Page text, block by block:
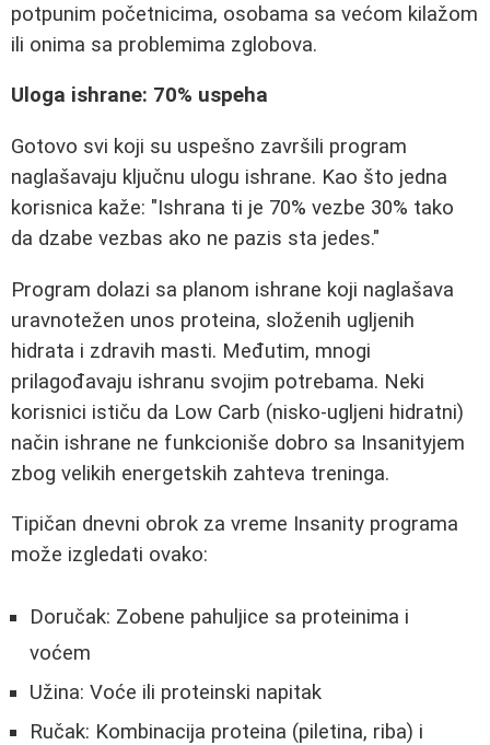
potpunim početnicima, osobama sa većom kilažom
ili onima sa problemima zglobova.
Uloga ishrane: 70% uspeha
Gotovo svi koji su uspešno završili program
naglašavaju ključnu ulogu ishrane. Kao što jedna
korisnica kaže: "Ishrana ti je 70% vezbe 30% tako
da dzabe vezbas ako ne pazis sta jedes."
Program dolazi sa planom ishrane koji naglašava
uravnotežen unos proteina, složenih ugljenih
hidrata i zdravih masti. Međutim, mnogi
prilagođavaju ishranu svojim potrebama. Neki
korisnici ističu da Low Carb (nisko-ugljeni hidratni)
način ishrane ne funkcioniše dobro sa Insanityjem
zbog velikih energetskih zahteva treninga.
Tipičan dnevni obrok za vreme Insanity programa
može izgledati ovako:
Doručak: Zobene pahuljice sa proteinima i
voćem
Užina: Voće ili proteinski napitak
Ručak: Kombinacija proteina (piletina, riba) i